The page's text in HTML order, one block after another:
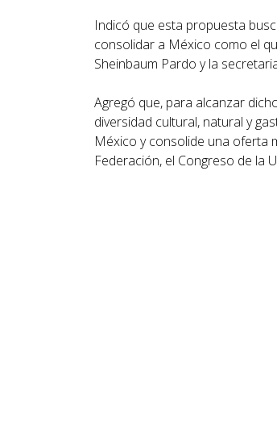
Indicó que esta propuesta
consolidar a México como el
Sheinbaum Pardo y la
Agregó que, para alcanzar
diversidad cultural, natural y
México y consolide una oferta
Federación, el Congreso de la